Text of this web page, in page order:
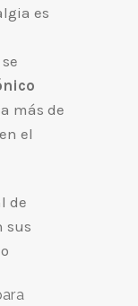
es
más de
el
de
sus